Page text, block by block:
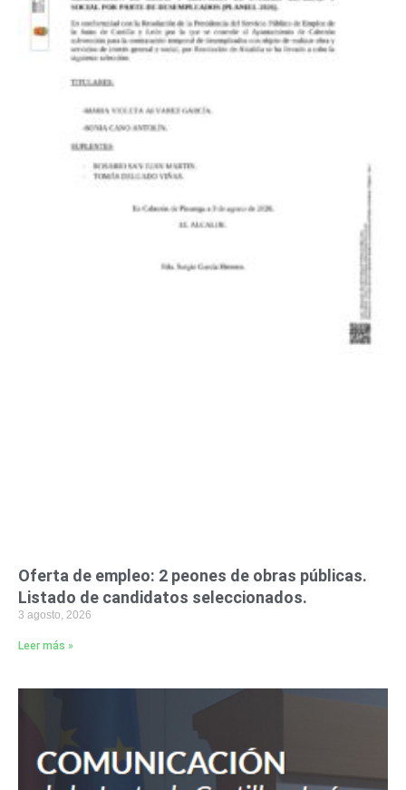
Oferta de empleo: 2 peones de obras públicas.
Listado de candidatos seleccionados.
3 agosto, 2026
Leer más »